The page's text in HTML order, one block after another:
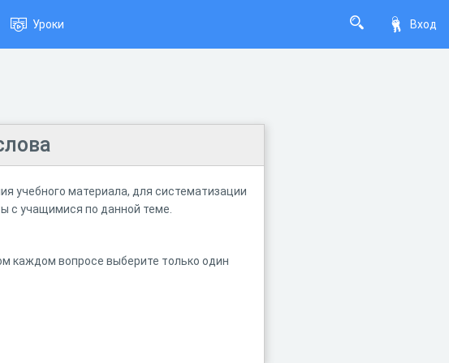
Вход
Уроки
учебного материала, для систематизации
с учащимися по данной теме.
каждом вопросе выберите только один